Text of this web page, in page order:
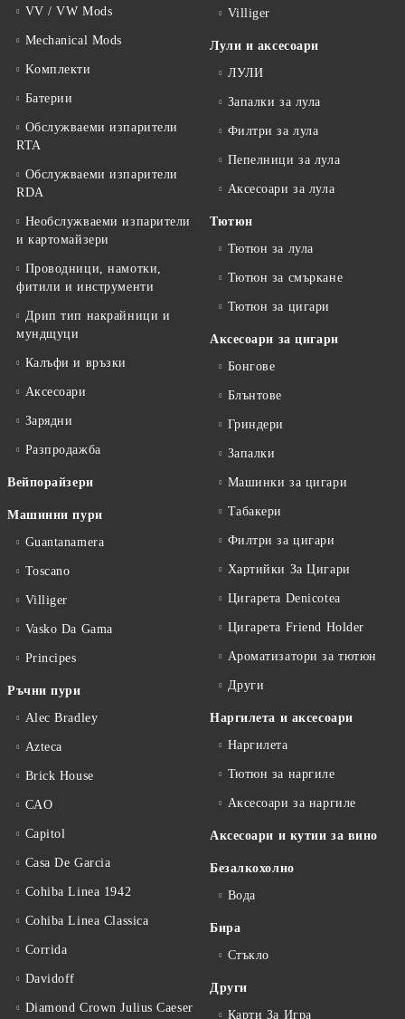
VV / VW Mods
Mechanical Mods
Kомплекти
Батерии
Обслужваеми изпарители
RTA
Обслужваеми изпарители
RDA
Необслужваеми изпарители
и картомайзери
Проводници, намотки,
фитили и инструменти
Дрип тип накрайници и
мундщуци
Калъфи и връзки
Аксесоари
Зарядни
Разпродажба
Вейпорайзери
Машинни пури
Guantanamera
Toscano
Villiger
Vasko Da Gama
Principes
Ръчни пури
Alec Bradley
Azteca
Brick House
CAO
Capitol
Casa De Garcia
Cohiba Linea 1942
Cohiba Linea Classica
Corrida
Davidoff
Diamond Crown Julius Caeser
Villiger
Лули и аксесоари
ЛУЛИ
Запалки за лула
Филтри за лула
Пепелници за лула
Аксесоари за лула
Тютюн
Тютюн за лула
Тютюн за смъркане
Тютюн за цигари
Аксесоари за цигари
Бонгове
Блънтове
Гриндери
Запалки
Машинки за цигари
Табакери
Филтри за цигари
Хартийки За Цигари
Цигарета Denicotea
Цигарета Friend Holder
Ароматизатори за тютюн
Други
Наргилета и аксесоари
Наргилета
Тютюн за наргиле
Аксесоари за наргиле
Аксесоари и кутии за вино
Безалкохолно
Вода
Бира
Стъкло
Други
Карти За Игра